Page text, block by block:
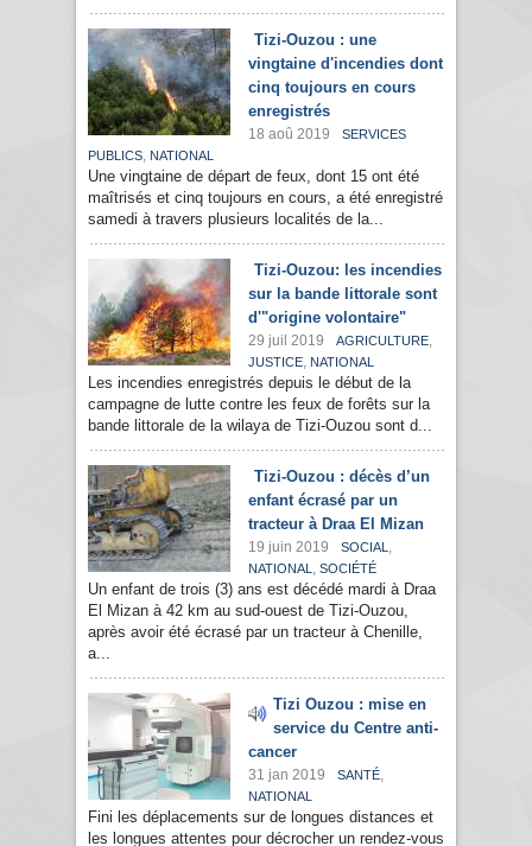
Tizi-Ouzou : une
vingtaine d'incendies dont
cinq toujours en cours
enregistrés
18 aoû 2019
SERVICES
PUBLICS, NATIONAL
Une vingtaine de départ de feux, dont 15 ont été
maîtrisés et cinq toujours en cours, a été enregistré
samedi à travers plusieurs localités de la...
Tizi-Ouzou: les incendies
sur la bande littorale sont
d'"origine volontaire"
29 juil 2019 AGRICULTURE,
JUSTICE, NATIONAL
Les incendies enregistrés depuis le début de la
campagne de lutte contre les feux de forêts sur la
bande littorale de la wilaya de Tizi-Ouzou sont d...
Tizi-Ouzou : décès d’un
enfant écrasé par un
tracteur à Draa El Mizan
19 juin 2019 SOCIAL ,
NATIONAL , SOCIÉTÉ
Un enfant de trois (3) ans est décédé mardi à Draa
El Mizan à 42 km au sud-ouest de Tizi-Ouzou,
après avoir été écrasé par un tracteur à Chenille,
a...
Tizi Ouzou : mise en
service du Centre anti-
cancer
31 jan 2019 SANTÉ,
NATIONAL
Fini les déplacements sur de longues distances et
les longues attentes pour décrocher un rendez-vous